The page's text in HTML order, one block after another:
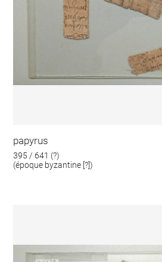
papyrus
395 / 641 (?)
(époque byzantine [?])